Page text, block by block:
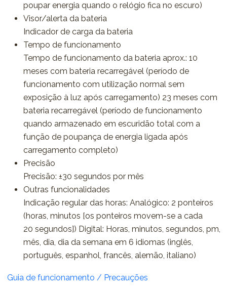
poupar energia quando o relógio fica no escuro)
Visor/alerta da bateria
Indicador de carga da bateria
Tempo de funcionamento
Tempo de funcionamento da bateria aprox.: 10
meses com bateria recarregável (período de
funcionamento com utilização normal sem
exposição à luz após carregamento) 23 meses com
bateria recarregável (período de funcionamento
quando armazenado em escuridão total com a
função de poupança de energia ligada após
carregamento completo)
Precisão
Precisão: ±30 segundos por mês
Outras funcionalidades
Indicação regular das horas: Analógico: 2 ponteiros
(horas, minutos [os ponteiros movem-se a cada
20 segundos]) Digital: Horas, minutos, segundos, pm,
mês, dia, dia da semana em 6 idiomas (inglês,
português, espanhol, francês, alemão, italiano)
Guia de funcionamento / Precauções